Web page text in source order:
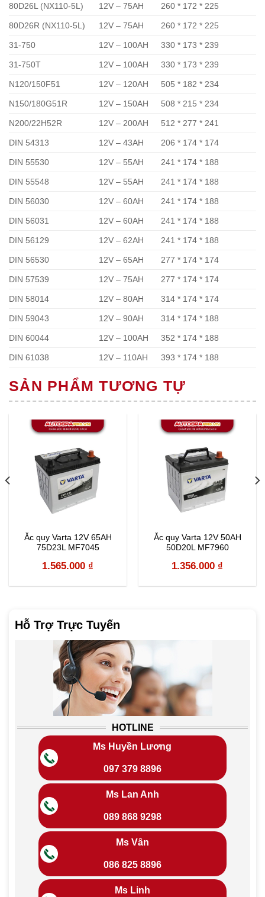
Hỗ Trợ Trực Tuyến
HOTLINE
Ms Huyền Lương
097 379 8896
Ms Lan Anh
089 868 9298
Ms Vân
086 825 8896
Ms Linh
80D26L (NX110-5L) 12V – 75AH 260 * 172 * 225
80D26R (NX110-5L) 12V – 75AH 260 * 172 * 225
31-750 12V – 100AH 330 * 173 * 239
31-750T 12V – 100AH 330 * 173 * 239
N120/150F51 12V – 120AH 505 * 182 * 234
N150/180G51R 12V – 150AH 508 * 215 * 234
N200/22H52R 12V – 200AH 512 * 277 * 241
DIN 54313 12V – 43AH 206 * 174 * 174
DIN 55530 12V – 55AH 241 * 174 * 188
DIN 55548 12V – 55AH 241 * 174 * 188
DIN 56030 12V – 60AH 241 * 174 * 188
DIN 56031 12V – 60AH 241 * 174 * 188
DIN 56129 12V – 62AH 241 * 174 * 188
DIN 56530 12V – 65AH 277 * 174 * 174
DIN 57539 12V – 75AH 277 * 174 * 174
DIN 58014 12V – 80AH 314 * 174 * 174
DIN 59043 12V – 90AH 314 * 174 * 188
DIN 60044 12V – 100AH 352 * 174 * 188
DIN 61038 12V – 110AH 393 * 174 * 188
SẢN PHẨM TƯƠNG TỰ
Ắc quy Varta 12V 65AH
75D23L MF7045
1.565.000 ₫
Ắc quy Varta 12V 50AH
50D20L MF7960
1.356.000 ₫